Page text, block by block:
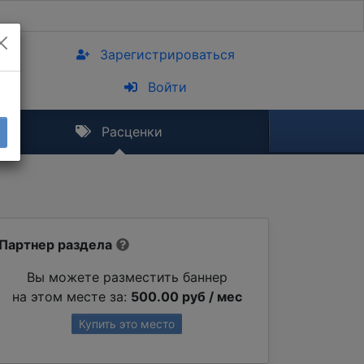
Зарегистрироваться
Войти
Расценки
Партнер раздела
Вы можете разместить баннер
на этом месте за: 500.00 руб / мес
Купить это место